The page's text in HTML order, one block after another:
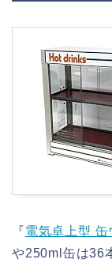
『電気卓上型
や250ml缶は36